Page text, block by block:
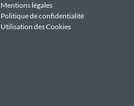
Mentions légales
Politique de confidentialité
Utilisation des Cookies